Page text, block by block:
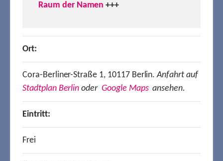
Raum der Namen +++
Ort:
Cora-Berliner-Straße 1, 10117 Berlin.Anfahrt auf
Stadtplan Berlin oder Google Mapsansehen.
Eintritt:
Frei